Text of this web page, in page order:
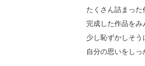
たくさん詰まった
完成した作品をみ
少し恥ずかしそう
自分の思いをし